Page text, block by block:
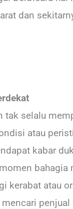
dan
selalu
atau
kabar
bahagia
kerabat atau